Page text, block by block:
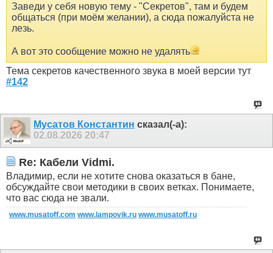
Заведи у себя новую тему - "Секретов", там и будем
общаться (при моём желании), а сюда пожалуйста не
лезь.
А вот это сообщение можно не удалять
Тема секретов качественного звука в моей версии тут
#142
Мусатов Константин сказал(-а):
02.08.2026 20:47
Re: Кабели Vidmi.
Владимир, если не хотите снова оказаться в бане,
обсуждайте свои методики в своих ветках. Понимаете,
что вас сюда не звали.
www.musatoff.com www.lampovik.ru www.musatoff.ru